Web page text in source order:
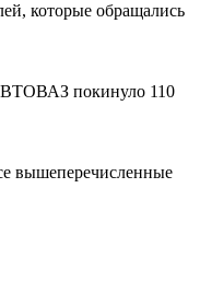
которые обращались
АВТОВАЗ покинуло 110
вышеперечисленные